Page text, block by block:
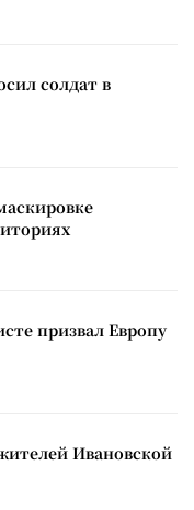
солдат в
призвал Европу
Ивановской